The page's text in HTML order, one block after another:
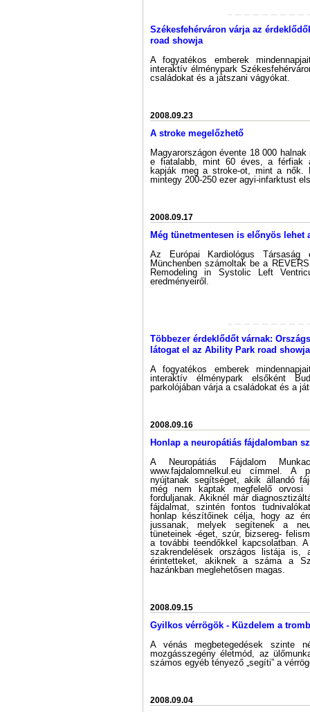
Székesfehérváron várja az
road showja
A fogyatékos emberek
interaktív élménypark
családokat és a játszani vágyókat.
2008.09.23
A stroke megelőzhető
Magyarországon évente 18 000
e fiatalabb, mint 60 éves, a férfiak
kapják meg a stroke-ot, mint a nők.
mintegy 200-250 ezer agyi-infarktust
2008.09.17
Még tünetmentesen is előnyös lehet
Az Európai Kardiológus Társaság
Münchenben számoltak be a
Remodeling in Systolic Left
eredményeiről.
Többezer érdeklődőt várnak:
látogat el az Ability Park road showja
A fogyatékos emberek
interaktív élménypark elsőként
parkolójában várja a családokat és a
2008.09.16
Honlap a neuropátiás fájdalomban
A Neuropátiás Fájdalom
www.fajdalomnelkul.eu címmel. A
nyújtanak segítséget, akik állandó
még nem kaptak megfelelő orvosi
forduljanak. Akiknél már
fájdalmat, szintén fontos
honlap készítőinek célja, hogy az
jussanak, melyek segítenek a
tüneteinek -éget, szúr, bizsereg-
a további teendőkkel kapcsolatban.
szakrendelések országos listája
érintetteket, akiknek a száma a
hazánkban meglehetősen magas.
2008.09.15
Gyilkos vérrögök - Küzdelem a
A vénás megbetegedések szinte
mozgásszegény életmód, az
számos egyéb tényező „segíti” a
2008.09.04